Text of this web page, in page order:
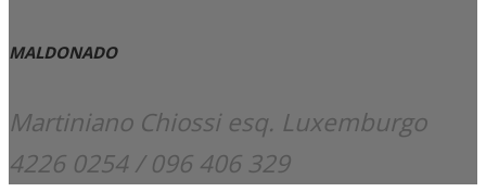
MALDONADO
Martiniano Chiossi esq. Luxemburgo
4226 0254 / 096 406 329